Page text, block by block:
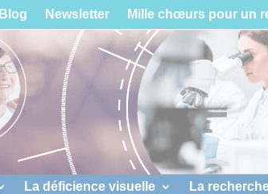
Blog Newsletter Mille chœurs pour un
La déficience visuelle La